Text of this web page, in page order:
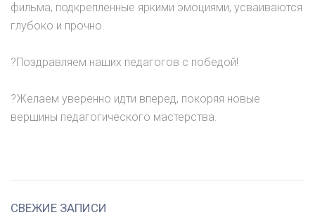
фильма, подкрепленные яркими эмоциями, усваиваются
глубоко и прочно.
?Поздравляем наших педагогов с победой!
?Желаем уверенно идти вперед, покоряя новые
вершины педагогического мастерства.
СВЕЖИЕ ЗАПИСИ